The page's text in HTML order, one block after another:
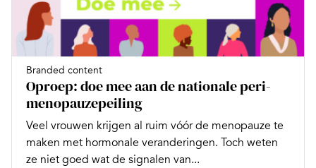
Branded content
Oproep: doe mee aan de nationale peri-
menopauzepeiling
Veel vrouwen krijgen al ruim vóór de menopauze te
maken met hormonale veranderingen. Toch weten
ze niet goed wat de signalen van...